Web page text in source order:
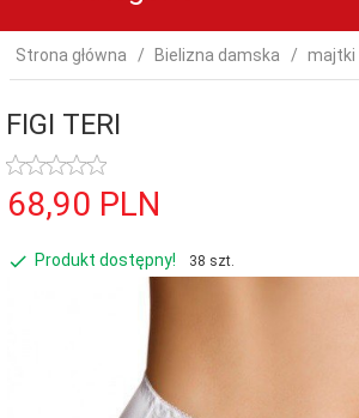
Strona główna Bielizna damska majtki
FIGI TERI
68,90 PLN
Produkt dostępny! 38 szt.